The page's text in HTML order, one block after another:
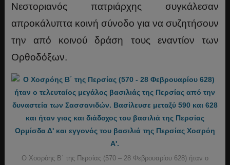
Νεστοριανός πατριάρχης συγκάλεσαν
απροκάλυπτα κοινή σύνοδο για να συζητήσουν
την από κοινού δράση τους εναντίον των
Ορθοδόξων.
Ο Χοσρόης Β΄ της Περσίας (570 – 28 Φεβρουαρίου 628) ήταν ο